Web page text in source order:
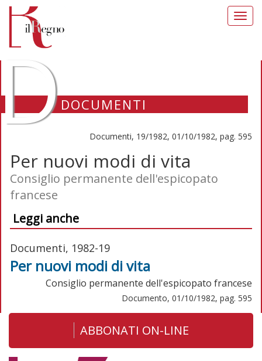
DOCUMENTI
Documenti, 19/1982, 01/10/1982, pag. 595
Per nuovi modi di vita
Consiglio permanente dell'espicopato
francese
Leggi anche
Documenti, 1982-19
Per nuovi modi di vita
Consiglio permanente dell'espicopato francese
Documento, 01/10/1982, pag. 595
ABBONATI ON-LINE